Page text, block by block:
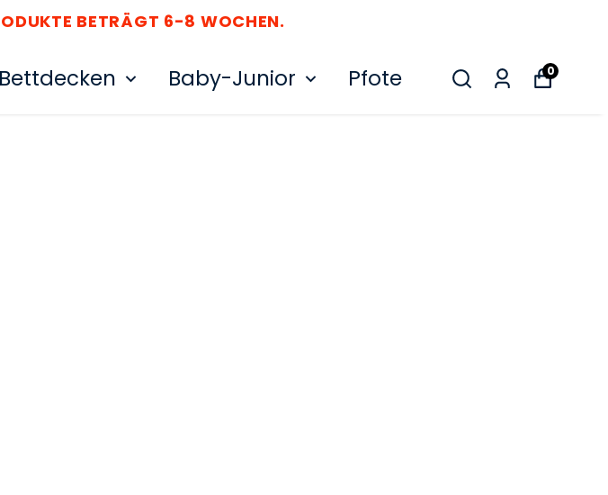
BETRÄGT 6-8 WOCHEN.
Baby-Junior Pfote 0